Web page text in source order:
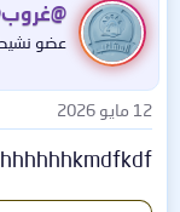
🌟اليوم
ا
ع
ا
ت
عضو
12 مايو 2026